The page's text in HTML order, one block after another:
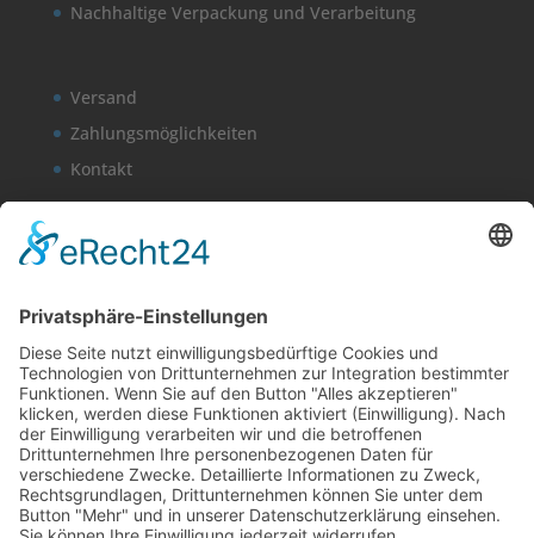
Nachhaltige Verpackung und Verarbeitung
Versand
Zahlungsmöglichkeiten
Kontakt
Mein Konto
Warenkorb
Newsletter
AGB
Widerrufsbelehrung
Datenschutzerklärung